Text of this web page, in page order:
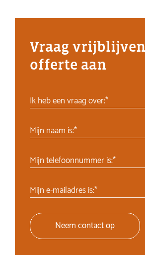
Vraag
offerte aan
Ik heb een vraag over:*
Mijn naam is:*
Mijn telefoonnummer is:*
Mijn e-mailadres is:*
Neem contact op